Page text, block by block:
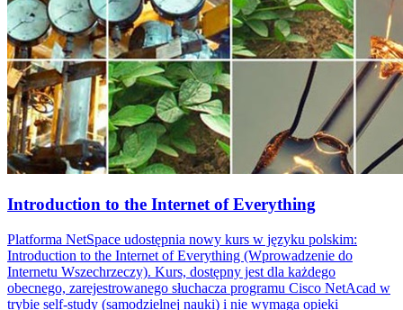
Introduction to the Internet of Everything
Platforma NetSpace udostępnia nowy kurs w języku polskim:
Introduction to the Internet of Everything (Wprowadzenie do
Internetu Wszechrzeczy). Kurs, dostępny jest dla każdego
obecnego, zarejestrowanego słuchacza programu Cisco NetAcad w
trybie self-study (samodzielnej nauki) i nie wymaga opieki